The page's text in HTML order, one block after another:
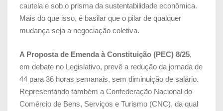
cautela e sob o prisma da sustentabilidade econômica.
Mais do que isso, é basilar que o pilar de qualquer
mudança seja a negociação coletiva.
A Proposta de Emenda à Constituição (PEC) 8/25,
em debate no Legislativo, prevê a redução da jornada de
44 para 36 horas semanais, sem diminuição de salário.
Representando também a Confederação Nacional do
Comércio de Bens, Serviços e Turismo (CNC), da qual